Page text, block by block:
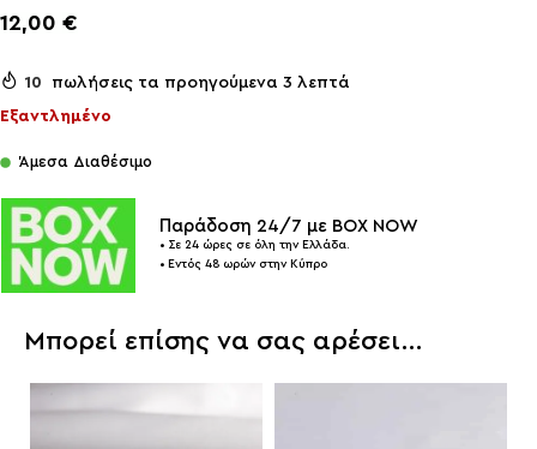
12,00 €
10
πωλήσεις τα προηγούμενα 3 λεπτά
Εξαντλημένο
Άμεσα Διαθέσιμο
Παράδοση 24/7 με BOX NOW
• Σε 24 ώρες σε όλη την Ελλάδα.
• Εντός 48 ωρών στην Κύπρο
Μπορεί επίσης να σας αρέσει…